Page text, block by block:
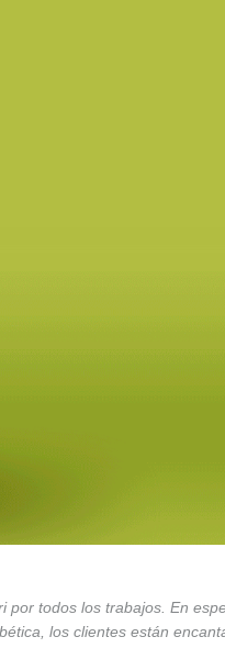
por todos los trabajos. En
los clientes están